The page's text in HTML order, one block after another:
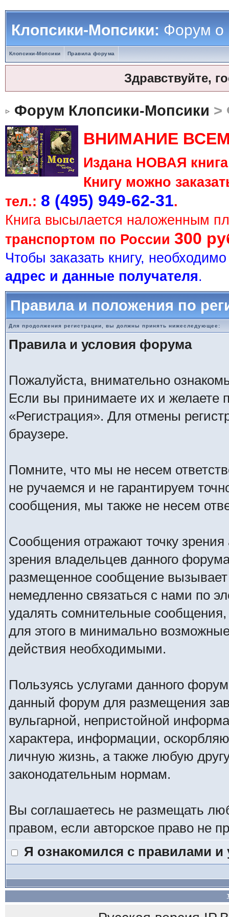
Клопсики-Мопсики:Форум о
Клопсики-Мопсики Правила форума
Здравствуйте,
Форум Клопсики-Мопсики >
ВНИМАНИЕ
Издана НОВАЯ
Книгу можно
тел.: 8 (495) 949-62-31.
Книга высылается наложенным
транспортом по России 300
Чтобы заказать книгу,
адрес и данные получателя.
Правила и положения по
Для продолжения регистрации, вы должны принять нижеследующее:
Правила и условия форума
Пожалуйста, внимательно
Если вы принимаете их и желаете
«Регистрация». Для отмены
браузере.
Помните, что мы не несем
не ручаемся и не гарантируем
сообщения, мы также не несем
Сообщения отражают точку зрения
зрения владельцев данного
размещенное сообщение
немедленно связаться с нами по
удалять сомнительные
для этого в минимально
действия необходимыми.
Пользуясь услугами данного
данный форум для размещения
вульгарной, непристойной
характера, информации,
личную жизнь, а также любую
законодательным нормам.
Вы соглашаетесь не размещать
правом, если авторское право не
Я ознакомился с правилами